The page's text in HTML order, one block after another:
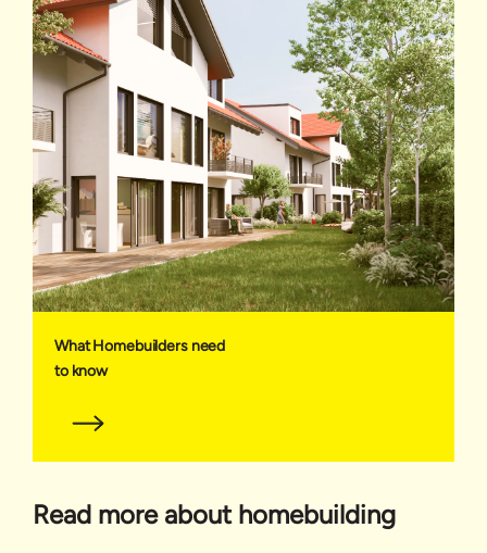
What Homebuilders need
to know
Read more about homebuilding